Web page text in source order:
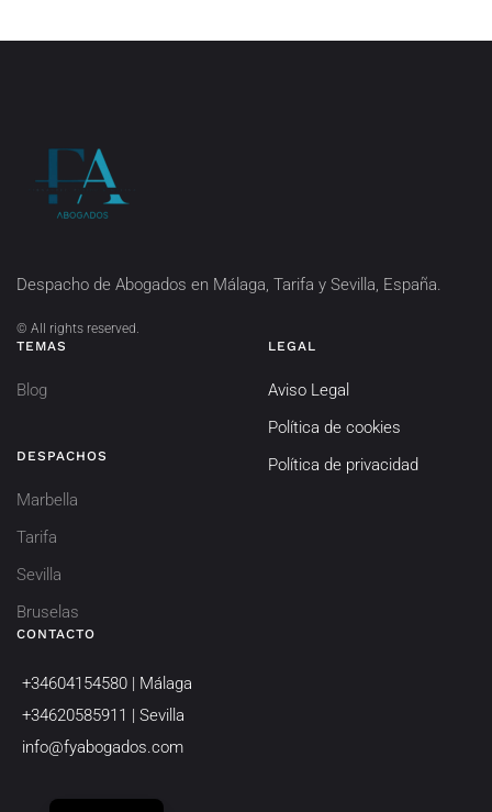
Despacho de Abogados en Málaga, Tarifa y Sevilla, España.
© All rights reserved.
TEMAS
Blog
DESPACHOS
Marbella
Tarifa
Sevilla
Bruselas
LEGAL
Aviso Legal
Política de cookies
Política de privacidad
CONTACTO
+34604154580 | Málaga
+34620585911 | Sevilla
info@fyabogados.com